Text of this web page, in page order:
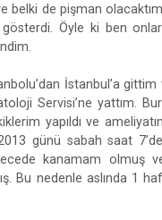
belki de pişman
Öyle ki ben
İstanbul’a
Servisi’ne yattım.
yapıldı ve
günü sabah saat
kanamam olmuş
Bu nedenle aslında 1